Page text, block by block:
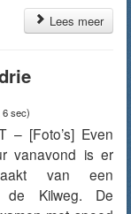
Lees meer
sec)
– [Foto’s] Even
vanavond is er
van een
de Kilweg. De